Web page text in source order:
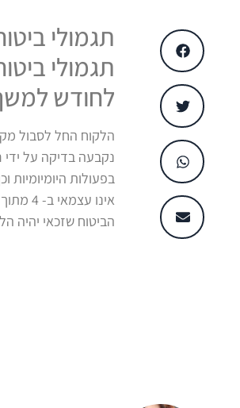
תגמולי
לחודש למשך 60 חודשים), לאחר שהתקבלה תביעה
הלקוח החל לסבול
נקבעה בדיקה על ידי
בפעולות
הביטוח שזכאי יהיה הלקוח לקבל במשך 5